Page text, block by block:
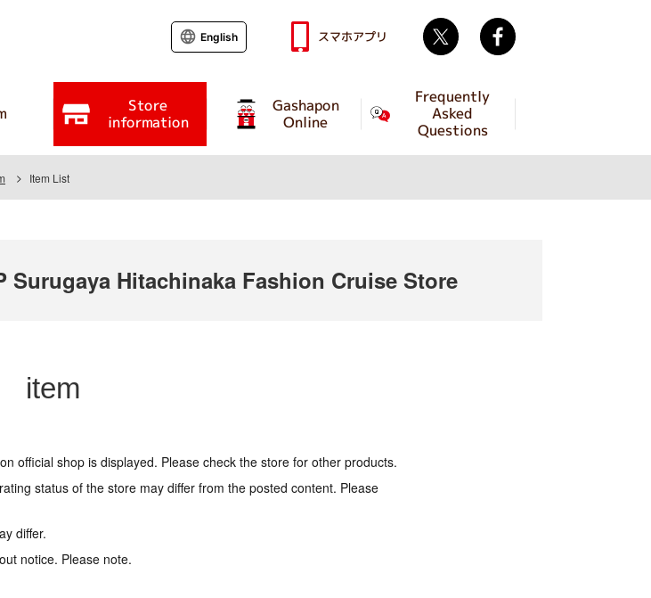
Store
information
Gashapon
Online
Frequently
Asked
Questions
English スマホアプリ Twitter
Item List
Surugaya Hitachinaka Fashion Cruise Store
item
official shop is displayed. Please check the store for other products.
status of the store may differ from the posted content. Please
differ.
notice. Please note.